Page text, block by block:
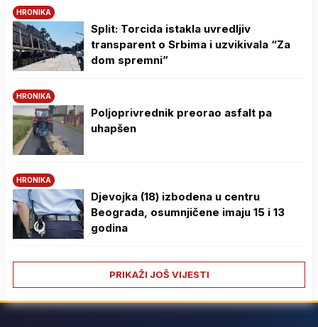
HRONIKA
Split: Torcida istakla uvredljiv
transparent o Srbima i uzvikivala “Za
dom spremni”
HRONIKA
Poljoprivrednik preorao asfalt pa
uhapšen
HRONIKA
Djevojka (18) izbodena u centru
Beograda, osumnjičene imaju 15 i 13
godina
PRIKAŽI JOŠ VIJESTI